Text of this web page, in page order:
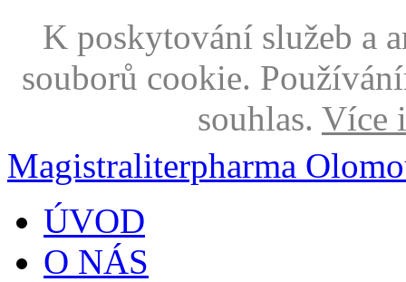
K poskytování služeb a
souborů cookie.
souhlas. Více
Magistraliterpharma
ÚVOD
O NÁS